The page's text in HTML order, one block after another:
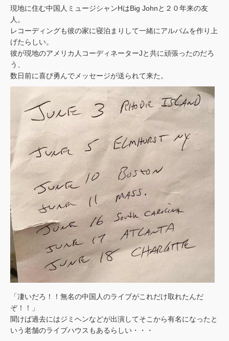
現地に住む中国人ミュージシャンHはBig Johnと２０年来の友
人。
レコーディングも彼の家に寝泊まりして一緒にアルバムを作り上
げたらしい。
彼が現地のアメリカ人コーディネーターJと共に頑張ったのだろ
う、
数日前に喜び勇んでメッセージが送られて来た。
「凄いだろ！！無名の中国人のライブがこれだけ取れたんだ
ぞ！！」
聞けば過去にはジミヘンなどが出演してそこから有名になったと
いう老舗のライブハウスもあるらしい・・・